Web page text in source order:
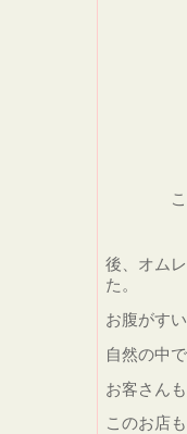
こちら
後、オム
た。
お腹がす
自然の中
お客さん
このお店